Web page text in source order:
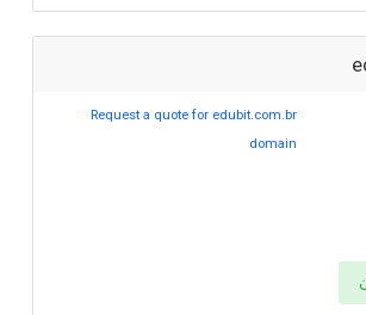
Request a quote for edubit.com.br
domain